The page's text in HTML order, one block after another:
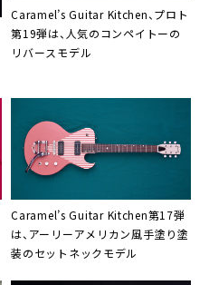
Caramel’s Guitar Kitchen、プロト
第19弾は、人気のコンペイトーの
リバースモデル
Caramel’s Guitar Kitchen第17弾
は、アーリーアメリカン風手塗り塗
装のセットネックモデル